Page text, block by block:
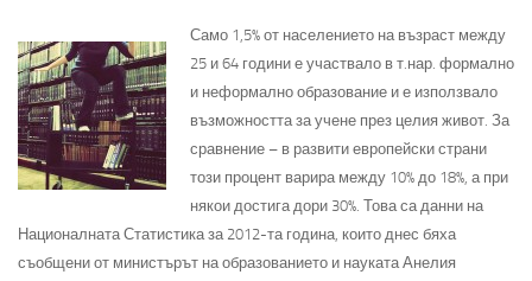
Само 1,5% от населението на възраст между
25 и 64 години е участвало в т.нар. формално
и неформално образование и е използвало
възможността за учене през целия живот. За
сравнение – в развити европейски страни
този процент варира между 10% до 18%, а при
някои достига дори 30%. Това са данни на
Националната Статистика за 2012-та година, които днес бяха
съобщени от министърът на образованието и науката Анелия